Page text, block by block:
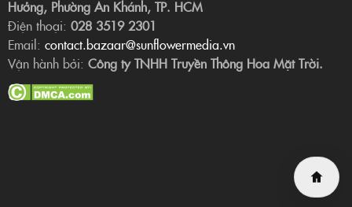
Hưởng, Phường An Khánh, TP. HCM
Điện thoại: 028 3519 2301
Email: contact.bazaar@sunflowermedia.vn
Vận hành bởi: Công ty TNHH Truyền Thông Hoa Mặt Trời.